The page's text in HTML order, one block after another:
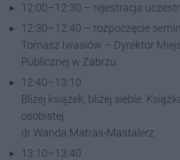
12:00–12:30 – rejestracja
12:30–12:40 – rozpoczęcie
Tomasz Iwasiów – Dyrektor
Publicznej w Zabrzu
12:40–13:10
Bliżej książek, bliżej siebie.
osobistej
dr Wanda Matras-Mastalerz
13:10–13:40